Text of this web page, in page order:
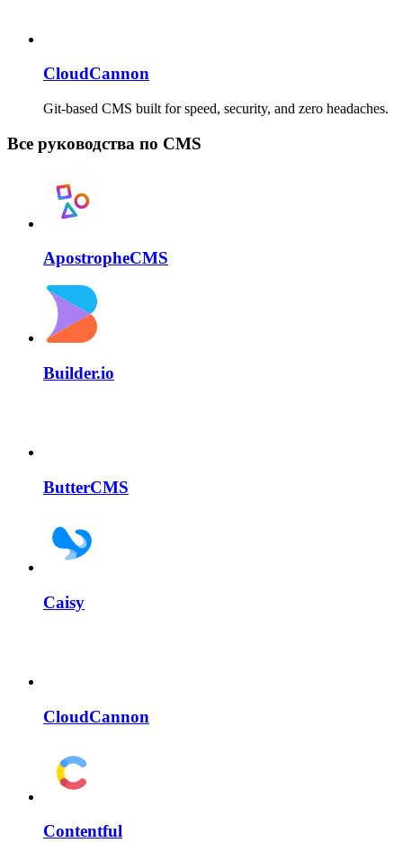
CloudCannon
Git-based CMS built for speed, security, and zero headaches.
Все руководства по CMS
ApostropheCMS
Builder.io
ButterCMS
Caisy
CloudCannon
Contentful